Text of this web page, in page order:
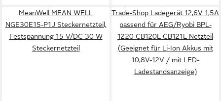
MeanWell MEAN WELL
NGE30E15-P1J Steckernetzteil,
Festspannung 15 V/DC 30 W
Steckernetzteil
Trade-Shop Ladegerät 12,6V 1,5A
passend für AEG/Ryobi BPL-
1220 CB120L CB121L Netzteil
(Geeignet für Li-Ion Akkus mit
10,8V-12V / mit LED-
Ladestandsanzeige)